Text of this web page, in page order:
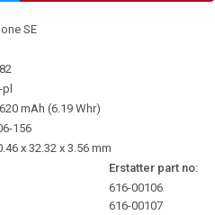
SE
pl
mAh (6.19 Whr)
156
x 32.32 x 3.56 mm
Erstatter part no:
616-00106
616-00107